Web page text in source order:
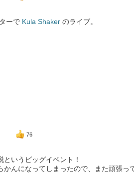
ーで Kula Shaker のライブ。
76
というビッグイベント！
かんになってしまったので、また頑張っ